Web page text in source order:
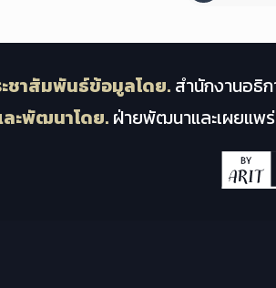
ชาสัมพันธ์ข้อมูลโดย. สำนักงานอธิ
ละพัฒนาโดย.ฝ่ายพัฒนาและเผยแพร่